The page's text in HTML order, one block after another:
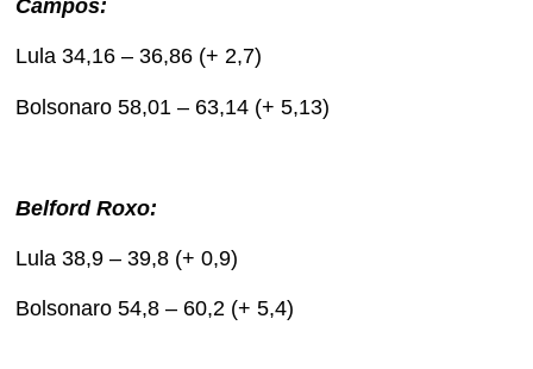
Campos:
Lula 34,16 – 36,86 (+ 2,7)
Bolsonaro 58,01 – 63,14 (+ 5,13)
Belford Roxo:
Lula 38,9 – 39,8 (+ 0,9)
Bolsonaro 54,8 – 60,2 (+ 5,4)